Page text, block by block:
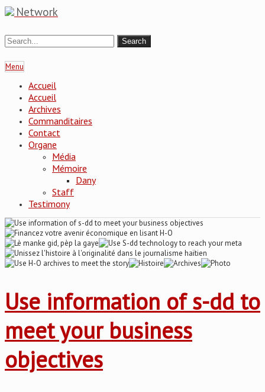
Network
Menu
Accueil
Accueil
Archives
Commanditaires
Contact
Organe
Média
Mémoire
Dany
Staff
Testimony
Use information of s-dd to
meet your business
objectives